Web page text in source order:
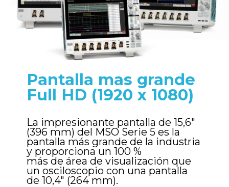
Full HD (1920 x 1080)
La impresionante pantalla de 15,6"
(396 mm) del MSO Serie 5 es la
pantalla más grande de la industria
y proporciona un 100 %
más de área de visualización que
un osciloscopio con una pantalla
de 10,4" (264 mm).